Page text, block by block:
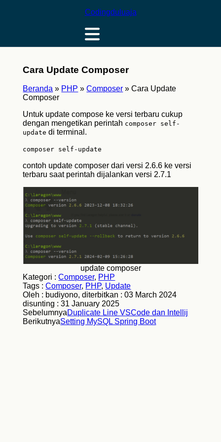
Codingduluaja
Cara Update Composer
Beranda » PHP »Composer »Cara Update
Composer
Untuk update compose ke versi terbaru cukup
dengan mengetikan perintah composer self-
update di terminal.
composer self-update
contoh update composer dari versi 2.6.6 ke versi
terbaru saat perintah dijalankan versi 2.7.1
update composer
Kategori :Composer, PHP
Tags :Composer, PHP, Update
Oleh : budiyono, diterbitkan :03 March 2024
disunting :31 January 2025
SebelumnyaDuplicate Line VSCode dan Intellij
BerikutnyaSetting MySQL Spring Boot